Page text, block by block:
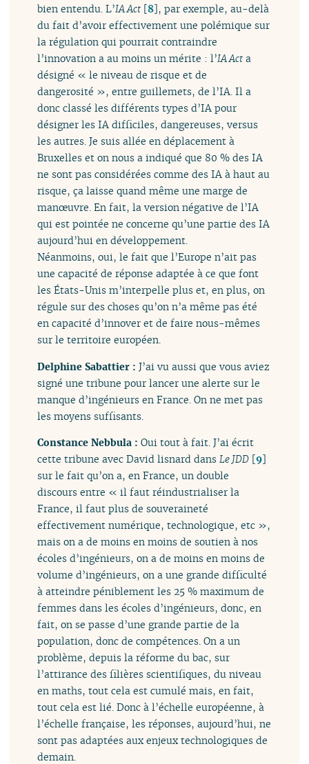
bien entendu. L’IA Act [8], par exemple, au-delà
du fait d’avoir effectivement une polémique sur
la régulation qui pourrait contraindre
l’innovation a au moins un mérite : l’IA Act a
désigné « le niveau de risque et de
dangerosité », entre guillemets, de l’IA. Il a
donc classé les différents types d’IA pour
désigner les IA difficiles, dangereuses, versus
les autres. Je suis allée en déplacement à
Bruxelles et on nous a indiqué que 80 % des IA
ne sont pas considérées comme des IA à haut au
risque, ça laisse quand même une marge de
manœuvre. En fait, la version négative de l’IA
qui est pointée ne concerne qu’une partie des IA
aujourd’hui en développement.
Néanmoins, oui, le fait que l’Europe n’ait pas
une capacité de réponse adaptée à ce que font
les États-Unis m’interpelle plus et, en plus, on
régule sur des choses qu’on n’a même pas été
en capacité d’innover et de faire nous-mêmes
sur le territoire européen.
Delphine Sabattier :J’ai vu aussi que vous aviez
signé une tribune pour lancer une alerte sur le
manque d’ingénieurs en France. On ne met pas
les moyens suffisants.
Constance Nebbula :Oui tout à fait. J’ai écrit
cette tribune avec David lisnard dansLe JDD [9]
sur le fait qu’on a, en France, un double
discours entre « il faut réindustrialiser la
France, il faut plus de souveraineté
effectivement numérique, technologique, etc »,
mais on a de moins en moins de soutien à nos
écoles d’ingénieurs, on a de moins en moins de
volume d’ingénieurs, on a une grande difficulté
à atteindre péniblement les 25 % maximum de
femmes dans les écoles d’ingénieurs, donc, en
fait, on se passe d’une grande partie de la
population, donc de compétences. On a un
problème, depuis la réforme du bac, sur
l’attirance des filières scientifiques, du niveau
en maths, tout cela est cumulé mais, en fait,
tout cela est lié. Donc à l’échelle européenne, à
l’échelle française, les réponses, aujourd’hui, ne
sont pas adaptées aux enjeux technologiques de
demain.